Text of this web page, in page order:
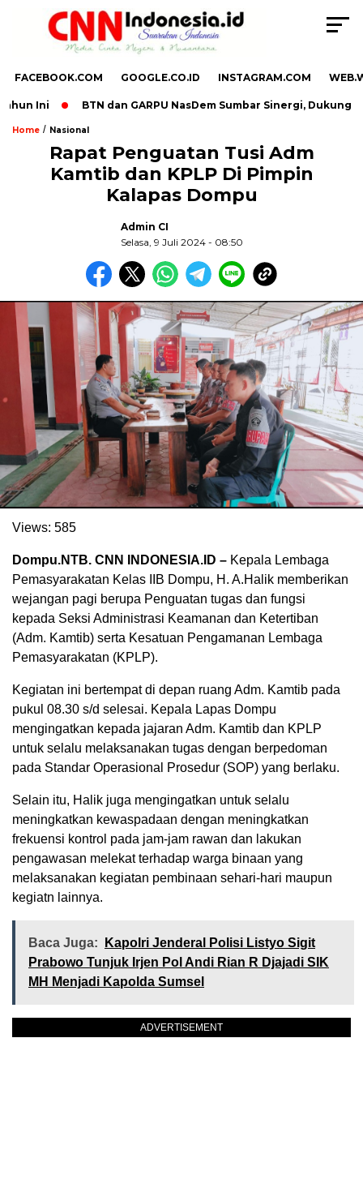
FACEBOOK.COM GOOGLE.CO.ID INSTAGRAM.COM
Ini BTN dan GARPU NasDem Sumbar Sinergi, Dukung
Home / Nasional
Rapat Penguatan Tusi Adm
Kamtib dan KPLP Di Pimpin
Kalapas Dompu
Admin CI
Selasa, 9 Juli 2024 - 08:50
Views: 585
Dompu.NTB. CNN INDONESIA.ID – Kepala Lembaga
Pemasyarakatan Kelas IIB Dompu, H. A.Halik memberikan
wejangan pagi berupa Penguatan tugas dan fungsi
kepada Seksi Administrasi Keamanan dan Ketertiban
(Adm. Kamtib) serta Kesatuan Pengamanan Lembaga
Pemasyarakatan (KPLP).
Kegiatan ini bertempat di depan ruang Adm. Kamtib pada
pukul 08.30 s/d selesai. Kepala Lapas Dompu
mengingatkan kepada jajaran Adm. Kamtib dan KPLP
untuk selalu melaksanakan tugas dengan berpedoman
pada Standar Operasional Prosedur (SOP) yang berlaku.
Selain itu, Halik juga mengingatkan untuk selalu
meningkatkan kewaspadaan dengan meningkatkan
frekuensi kontrol pada jam-jam rawan dan lakukan
pengawasan melekat terhadap warga binaan yang
melaksanakan kegiatan pembinaan sehari-hari maupun
kegiatn lainnya.
Baca Juga:
Kapolri Jenderal Polisi Listyo Sigit
Prabowo Tunjuk Irjen Pol Andi Rian R Djajadi SIK
MH Menjadi Kapolda Sumsel
ADVERTISEMENT
. Ukuran gambar 480px x 600px